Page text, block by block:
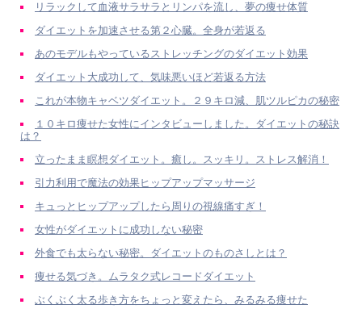
リラックして血液サラサラとリンパを流し、夢の痩せ体質
ダイエットを加速させる第２心臓。全身が若返る
あのモデルもやっているストレッチングのダイエット効果
ダイエット大成功して、気味悪いほど若返る方法
これが本物キャベツダイエット。２９キロ減、肌ツルピカの秘密
１０キロ痩せた女性にインタビューしました。ダイエットの秘訣
は？
立ったまま瞑想ダイエット。癒し。スッキリ。ストレス解消！
引力利用で魔法の効果ヒップアップマッサージ
キュっとヒップアップしたら周りの視線痛すぎ！
女性がダイエットに成功しない秘密
外食でも太らない秘密。ダイエットのものさしとは？
痩せる気づき。ムラタク式レコードダイエット
ぶくぶく太る歩き方をちょっと変えたら、みるみる痩せた